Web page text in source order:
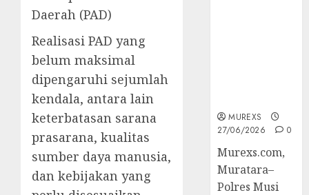
Daerah (PAD)
Realisasi PAD yang
belum maksimal
dipengaruhi sejumlah
kendala, antara lain
keterbatasan sarana
prasarana, kualitas
sumber daya manusia,
dan kebijakan yang
MUREXS
27/06/2026
0
Murexs.com,
Muratara–
Polres Musi